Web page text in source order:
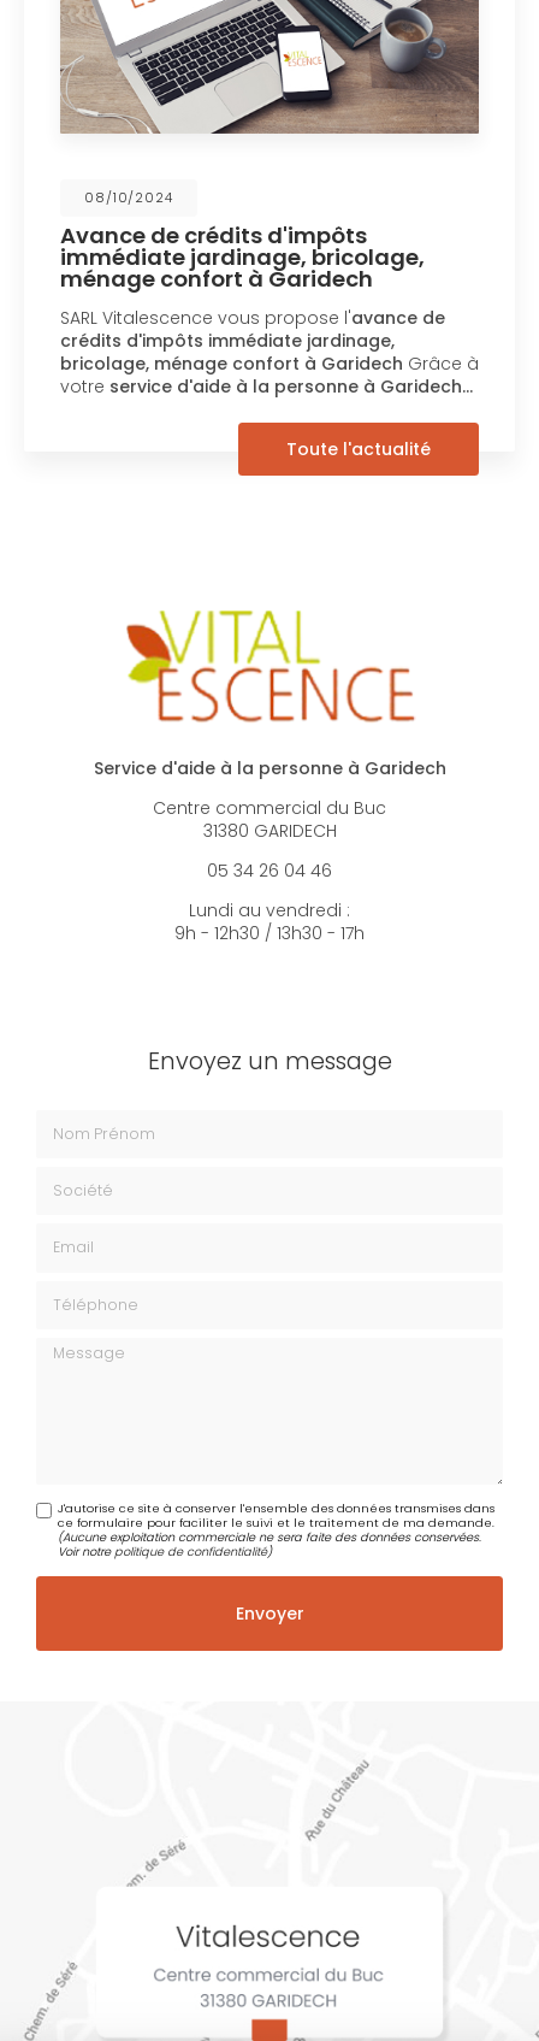
08/10/2024
Avance de crédits d'impôts
immédiate jardinage, bricolage,
ménage confort à Garidech
SARL Vitalescence vous propose l'avance de
crédits d'impôts immédiate jardinage,
bricolage, ménage confort à GaridechGrâce à
votreservice d'aide à la personne à Garidech…
Toute l'actualité
Service d'aide à la personne à Garidech
Centre commercial du Buc
31380 GARIDECH
05 34 26 04 46
Lundi au vendredi :
9h - 12h30 / 13h30 - 17h
Envoyez un message
Message
J'autorise ce site à conserver l'ensemble des données transmises dans
ce formulaire pour faciliter le suivi et le traitement de ma demande.
(Aucune exploitation commerciale ne sera faite des données conservées.
Voir notrepolitique de confidentialité)